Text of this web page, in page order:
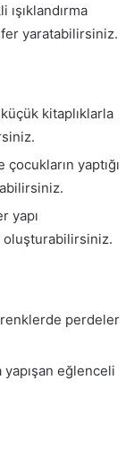
ışıklandırma
yaratabilirsiniz.
kitaplıklarla
yaptığı
yapı
oluşturabilirsiniz.
perdeler
yapışan eğlenceli